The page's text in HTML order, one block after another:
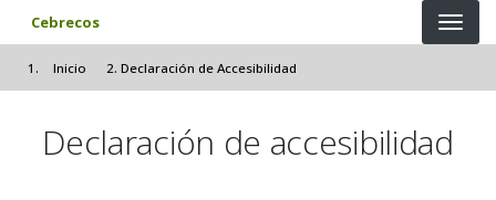
Pasar al contenido principal
Cebrecos
Inicio Declaración de Accesibilidad
Declaración de accesibilidad